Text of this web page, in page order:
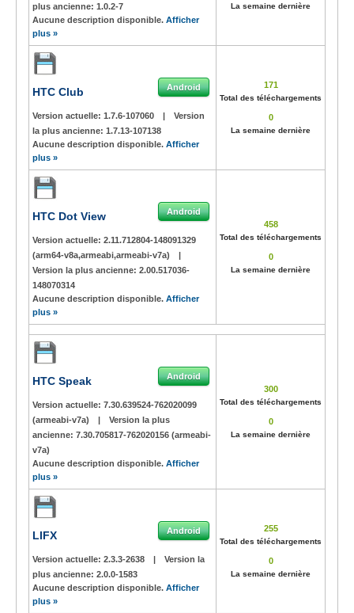
plus ancienne: 1.0.2-7
Aucune description disponible. Afficher
plus »
La semaine dernière
HTC Club Android
Version actuelle: 1.7.6-107060 |
Version
la plus ancienne: 1.7.13-107138
Aucune description disponible. Afficher
plus »
171
Total des téléchargements
0
La semaine dernière
HTC Dot View Android
Version actuelle: 2.11.712804-148091329
(arm64-v8a,armeabi,armeabi-v7a)
|
Version la plus ancienne: 2.00.517036-
148070314
Aucune description disponible. Afficher
plus »
458
Total des téléchargements
0
La semaine dernière
HTC Speak Android
Version actuelle: 7.30.639524-762020099
(armeabi-v7a)
|
Version la plus
ancienne: 7.30.705817-762020156 (armeabi-
v7a)
Aucune description disponible. Afficher
plus »
300
Total des téléchargements
0
La semaine dernière
LIFX Android
Version actuelle: 2.3.3-2638 |
Version la
plus ancienne: 2.0.0-1583
Aucune description disponible. Afficher
plus »
255
Total des téléchargements
0
La semaine dernière